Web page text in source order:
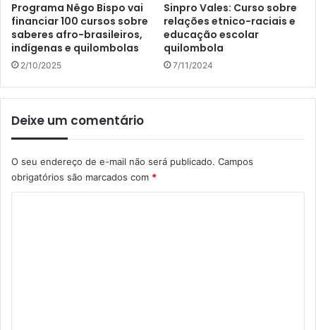
Programa Nêgo Bispo vai
financiar 100 cursos sobre
saberes afro-brasileiros,
indígenas e quilombolas
2/10/2025
Sinpro Vales: Curso sobre
relações etnico-raciais e
educação escolar
quilombola
7/11/2024
Deixe um comentário
O seu endereço de e-mail não será publicado. Campos
obrigatórios são marcados com *